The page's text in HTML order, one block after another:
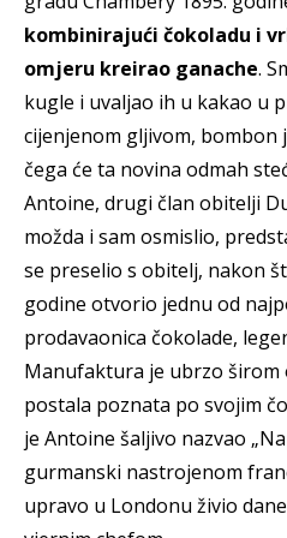
kombinirajući čokoladu i
omjeru kreirao ganache.
kugle i uvaljao ih u kakao u
cijenjenom gljivom,
čega će ta novina odmah
Antoine, drugi član obitelji
možda i sam osmislio,
se preselio s obitelj, nakon
godine otvorio jednu od
prodavaonica čokolade,
Manufaktura je ubrzo širom
postala poznata po svojim
je Antoine šaljivo nazvao
gurmanski nastrojenom
upravo u Londonu živio